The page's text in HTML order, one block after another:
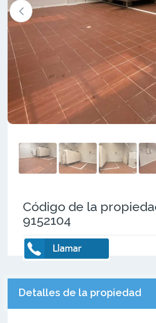
Código de la
9152104
Detalles de la propiedad